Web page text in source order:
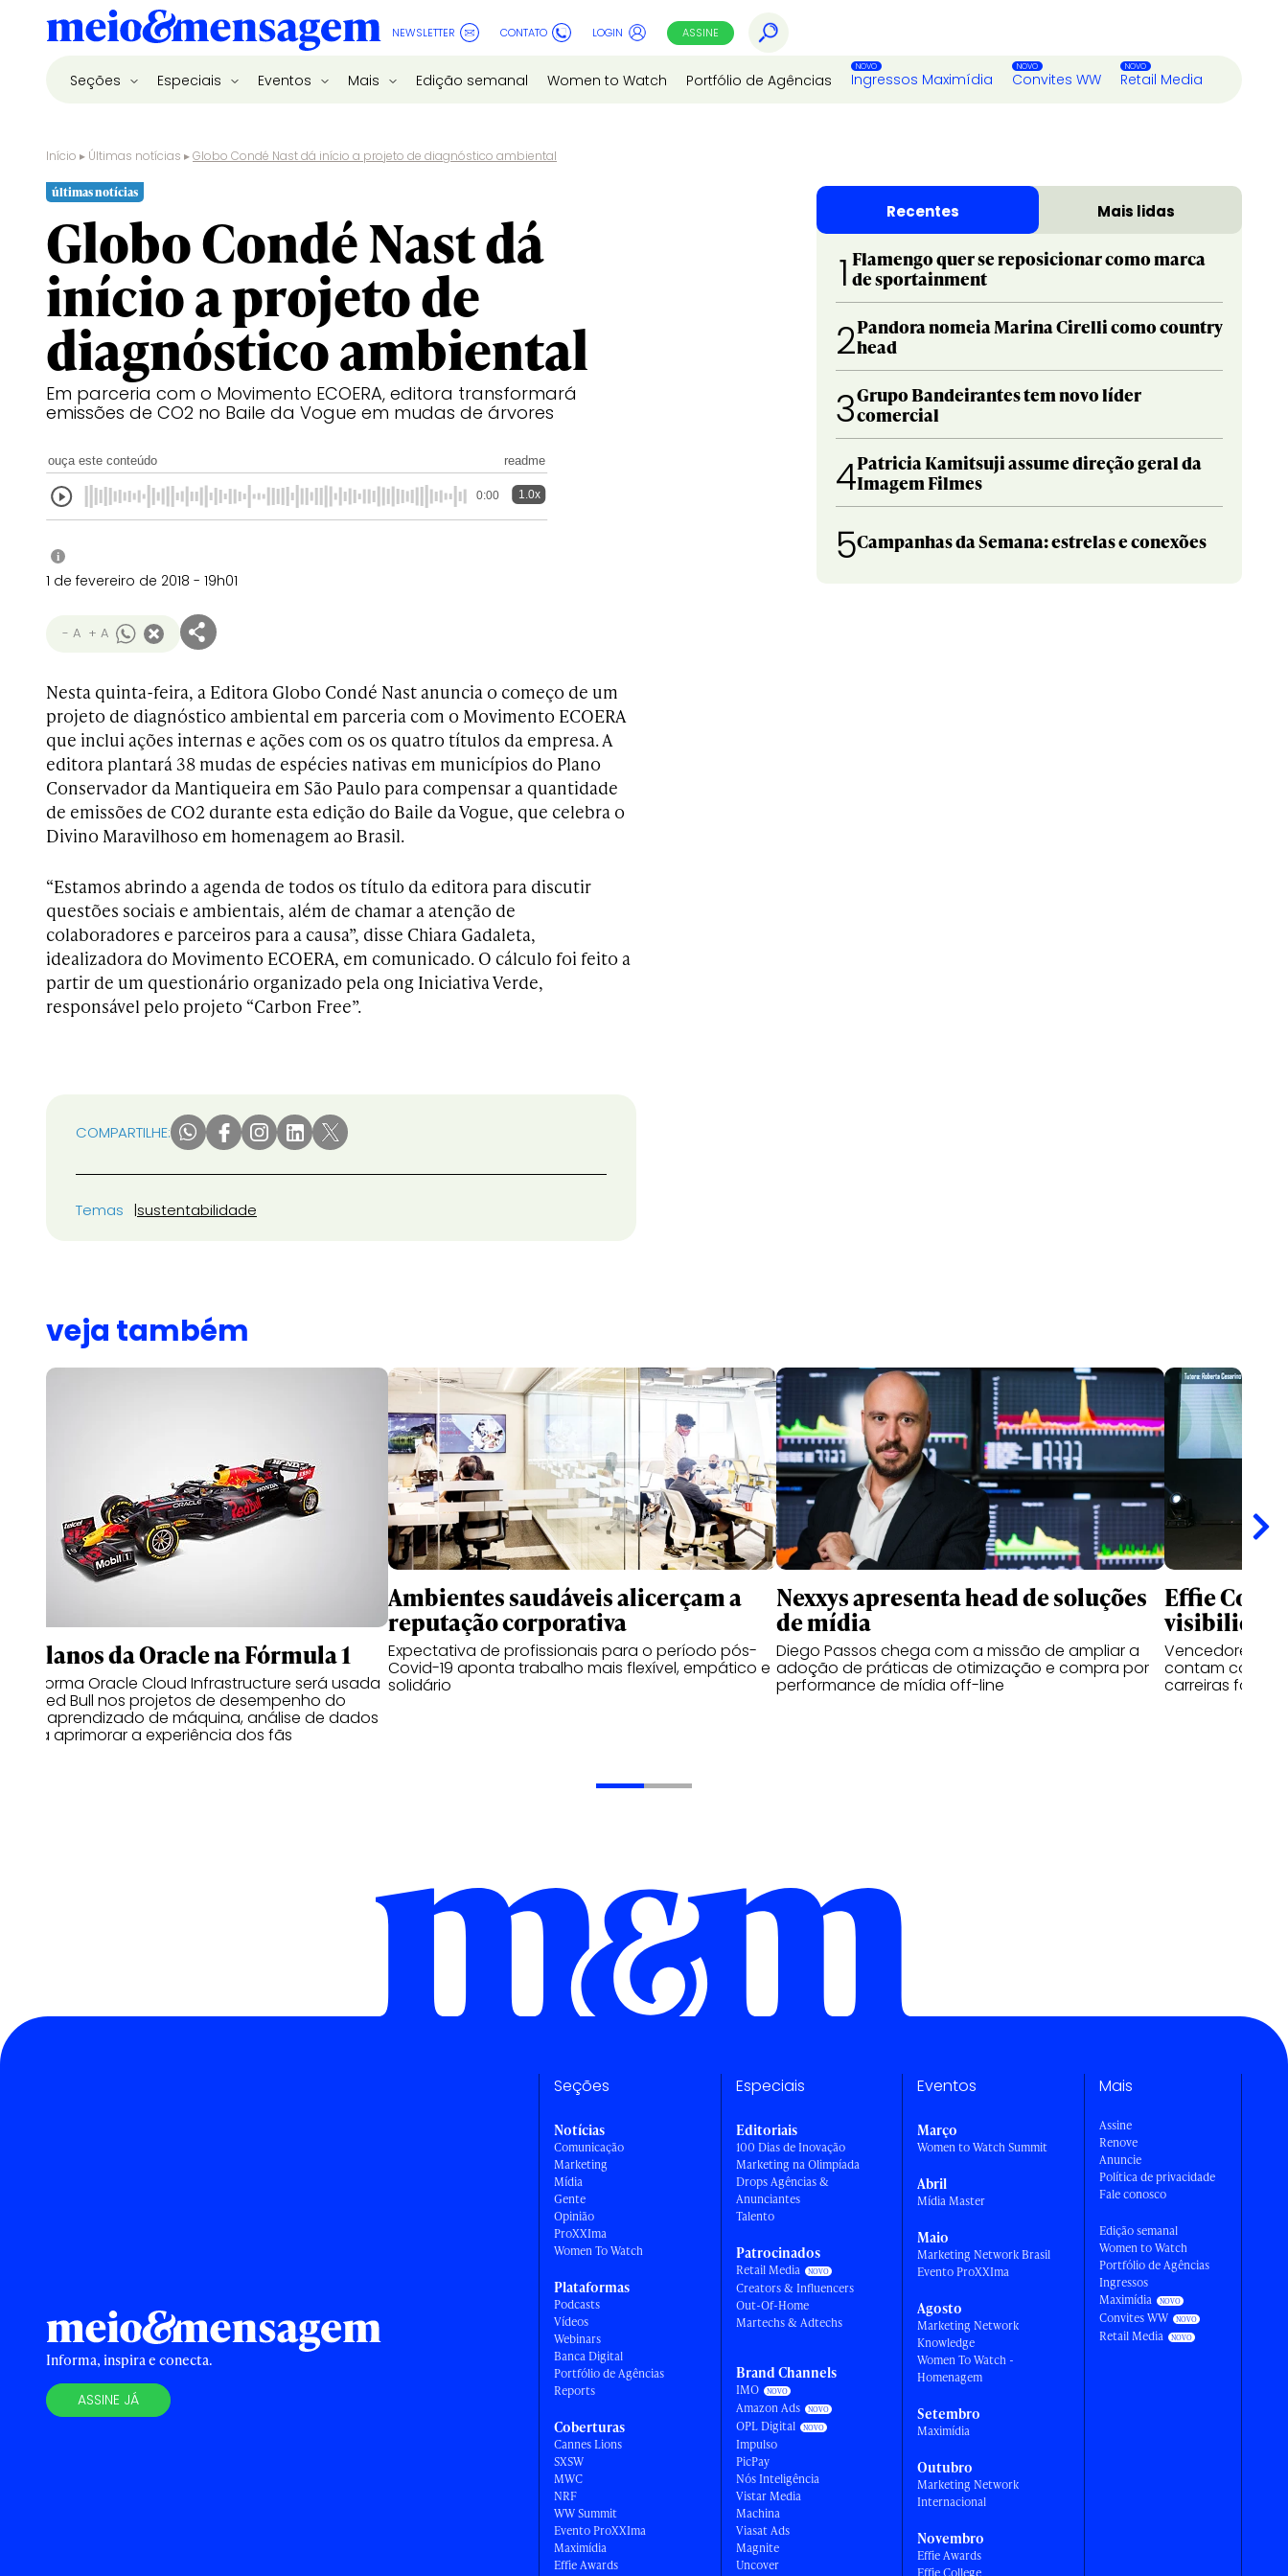
NEWSLETTER CONTATO LOGIN ASSINE
Seções Especiais Eventos Mais Edição semanal Women to Watch Portfólio de Agências Ingressos Maximídia Convites WW Retail Media
Início ▸ Últimas notícias ▸Globo Condé Nast dá início a projeto de diagnóstico ambiental
últimas notícias
Globo Condé Nast dá
início a projeto de
diagnóstico ambiental
Em parceria com o Movimento ECOERA, editora transformará
emissões de CO2 no Baile da Vogue em mudas de árvores
ouça este conteúdo readme
0:00 1.0x
i
1 de fevereiro de 2018 - 19h01
- A + A
Nesta quinta-feira, a Editora Globo Condé Nast anuncia o começo de um
projeto de diagnóstico ambiental em parceria com o Movimento ECOERA
que inclui ações internas e ações com os os quatro títulos da empresa. A
editora plantará 38 mudas de espécies nativas em municípios do Plano
Conservador da Mantiqueira em São Paulo para compensar a quantidade
de emissões de CO2 durante esta edição do Baile da Vogue, que celebra o
Divino Maravilhoso em homenagem ao Brasil.
“Estamos abrindo a agenda de todos os título da editora para discutir
questões sociais e ambientais, além de chamar a atenção de
colaboradores e parceiros para a causa”, disse Chiara Gadaleta,
idealizadora do Movimento ECOERA, em comunicado. O cálculo foi feito a
partir de um questionário organizado pela ong Iniciativa Verde,
responsável pelo projeto “Carbon Free”.
COMPARTILHE:
Temas sustentabilidade
Recentes Mais lidas
1 Flamengo quer se reposicionar como marca
de sportainment
2Pandora nomeia Marina Cirelli como country
head
3Grupo Bandeirantes tem novo líder
comercial
4Patricia Kamitsuji assume direção geral da
Imagem Filmes
5Campanhas da Semana: estrelas e conexões
veja também
Os planos da Oracle na Fórmula 1
Plataforma Oracle Cloud Infrastructure será usada
pela Red Bull nos projetos de desempenho do
carro, aprendizado de máquina, análise de dados
e para aprimorar a experiência dos fãs
Ambientes saudáveis alicerçam a
reputação corporativa
Expectativa de profissionais para o período pós-
Covid-19 aponta trabalho mais flexível, empático e
solidário
Nexxys apresenta head de soluções
de mídia
Diego Passos chega com a missão de ampliar a
adoção de práticas de otimização e compra por
performance de mídia off-line
Effie
Vencedores
contam como
carreiras fora
Informa, inspira e conecta.
ASSINE JÁ
Seções
Notícias
Comunicação
Marketing
Mídia
Gente
Opinião
ProXXIma
Women To Watch
Plataformas
Podcasts
Vídeos
Webinars
Banca Digital
Portfólio de Agências
Reports
Coberturas
Cannes Lions
SXSW
MWC
NRF
WW Summit
Evento ProXXIma
Maximídia
Effie Awards
Especiais
Editoriais
100 Dias de Inovação
Marketing na Olimpíada
Drops Agências &
Anunciantes
Talento
Patrocinados
Retail Media
Creators & Influencers
Out-Of-Home
Martechs & Adtechs
Brand Channels
IMO
Amazon Ads
OPL Digital
Impulso
PicPay
Nós Inteligência
Vistar Media
Machina
Viasat Ads
Magnite
Uncover
Eventos
Março
Women to Watch Summit
Abril
Mídia Master
Maio
Marketing Network Brasil
Evento ProXXIma
Agosto
Marketing Network
Knowledge
Women To Watch -
Homenagem
Setembro
Maximídia
Outubro
Marketing Network
Internacional
Novembro
Effie Awards
Effie College
Mais
Assine
Renove
Anuncie
Política de privacidade
Fale conosco
Edição semanal
Women to Watch
Portfólio de Agências
Ingressos
Maximídia
Convites WW
Retail Media